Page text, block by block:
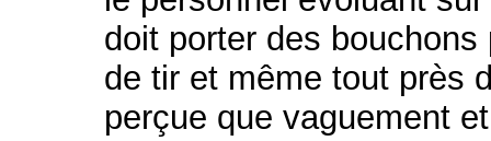
doit porter des
de tir et même tout près
perçue que vaguement